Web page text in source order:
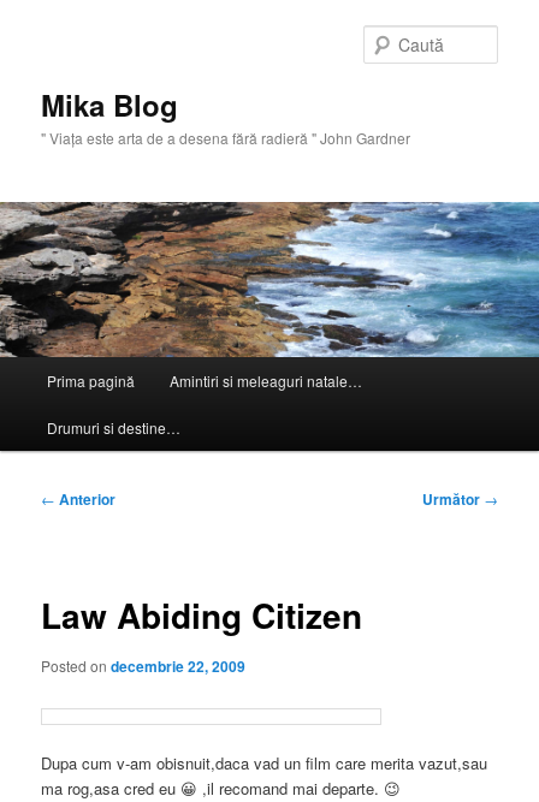
Mika Blog
" Viaţa este arta de a desena fără radieră " John Gardner
principal
Prima pagină Amintiri si meleaguri natale…
Drumuri si destine…
Navigare
← Anterior Următor →
Law Abiding Citizen
Posted ondecembrie 22, 2009
Dupa cum v-am obisnuit,daca vad un film care merita vazut,sau
ma rog,asa cred eu 😀 ,il recomand mai departe. 😉